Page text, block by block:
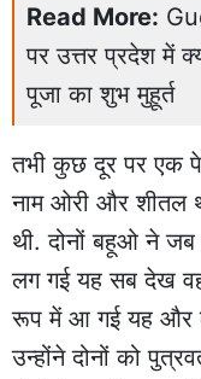
Read More:
पर उत्तर प्रदेश में
पूजा का शुभ मुहूर्त
तभी कुछ दूर पर एक
नाम ओरी और शीतल
थी. दोनों बहूओ ने
लग गई यह सब देख
रूप में आ गई यह और
उन्होंने दोनों को